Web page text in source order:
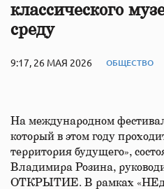
классического
среду
9:17, 26 МАЯ 2026 ОБЩЕСТВО
На международном
который в этом году
территория будущего»,
Владимира Розина,
ОТКРЫТИЕ. В рамках